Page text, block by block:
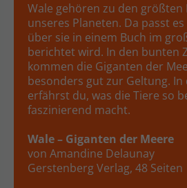
Wale gehören zu den größten
unseres Planeten. Da passt
über sie in einem Buch im
berichtet wird. In den bunten
kommen die Giganten der
besonders gut zur Geltung. In
erfährst du, was die Tiere so
faszinierend macht.
Wale – Giganten der Meere
von Amandine Delaunay
Gerstenberg Verlag, 48 Seiten